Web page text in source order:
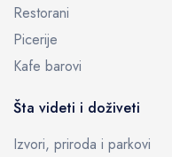
Restorani
Picerije
Kafe barovi
Šta videti i doživeti
Izvori, priroda i parkovi